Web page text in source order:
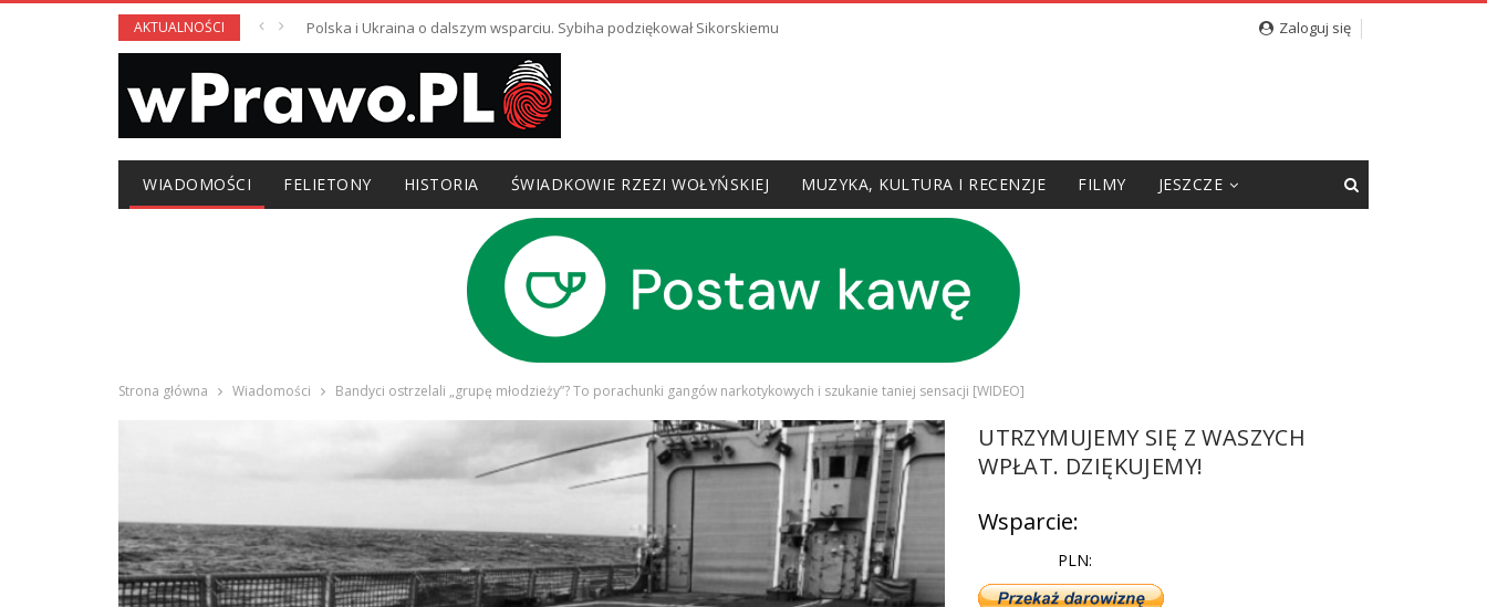
AKTUALNOŚCI Polska i Ukraina o dalszym wsparciu. Sybiha podziękował Sikorskiemu Zaloguj się
WIADOMOŚCI FELIETONY HISTORIA ŚWIADKOWIE RZEZI WOŁYŃSKIEJ MUZYKA, KULTURA I RECENZJE FILMY JESZCZE
Strona główna Wiadomości Bandyci ostrzelali „grupę młodzieży”? To porachunki gangów narkotykowych i szukanie taniej sensacji [WIDEO]
UTRZYMUJEMY SIĘ Z WASZYCH
WPŁAT. DZIĘKUJEMY!
Wsparcie:
PLN: